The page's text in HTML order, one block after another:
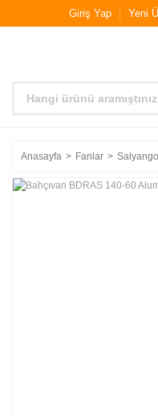
Giriş Yap Yeni
Anasayfa Fanlar